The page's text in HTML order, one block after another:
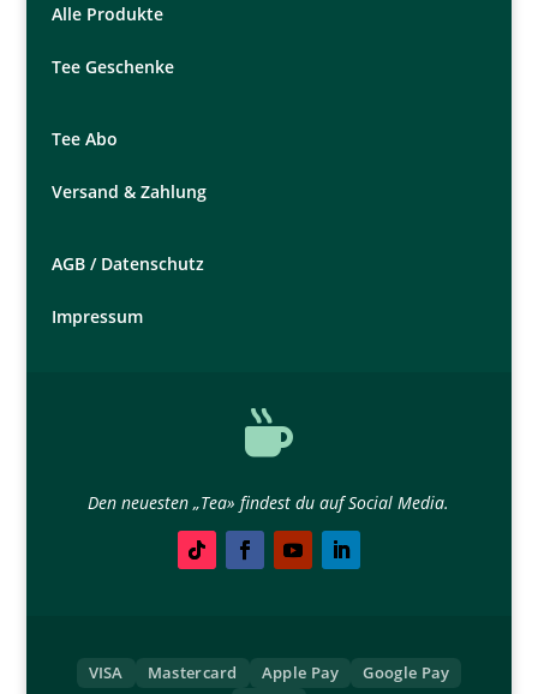
Alle Produkte
Tee Geschenke
Tee Abo
Versand & Zahlung
AGB / Datenschutz
Impressum

Den neuesten „Tea» findest du auf Social Media.
VISA Mastercard Apple Pay
Google Pay